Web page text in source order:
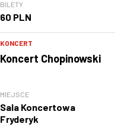
BILETY
60 PLN
KONCERT
Koncert Chopinowski
MIEJSCE
Sala Koncertowa
Fryderyk